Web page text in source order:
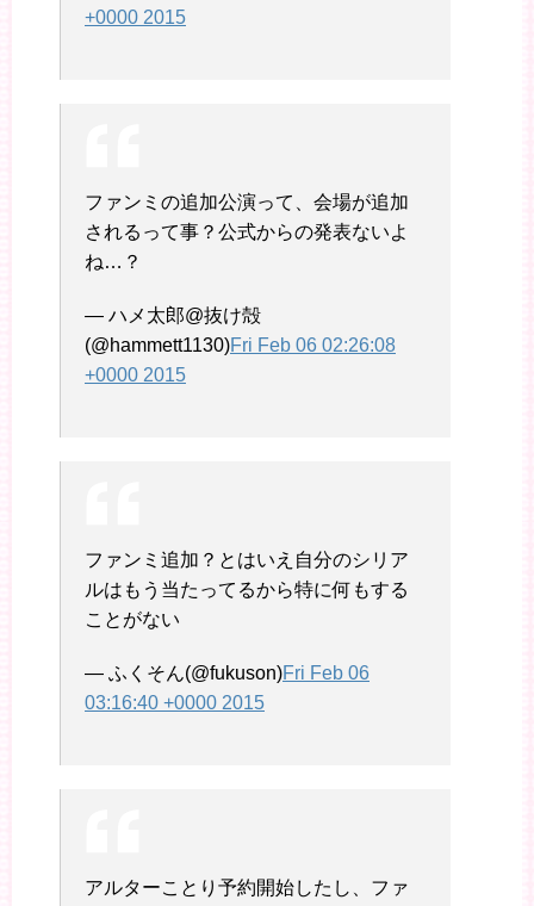
+0000 2015
ファンミの追加公演って、会場が追加
されるって事？公式からの発表ないよ
ね…？
— ハメ太郎@抜け殻
(@hammett1130)Fri Feb 06 02:26:08
+0000 2015
ファンミ追加？とはいえ自分のシリア
ルはもう当たってるから特に何もする
ことがない
— ふくそん(@fukuson)Fri Feb 06
03:16:40 +0000 2015
アルターことり予約開始したし、ファ